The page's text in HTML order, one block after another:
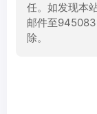
任。如发现本
邮件至
除。